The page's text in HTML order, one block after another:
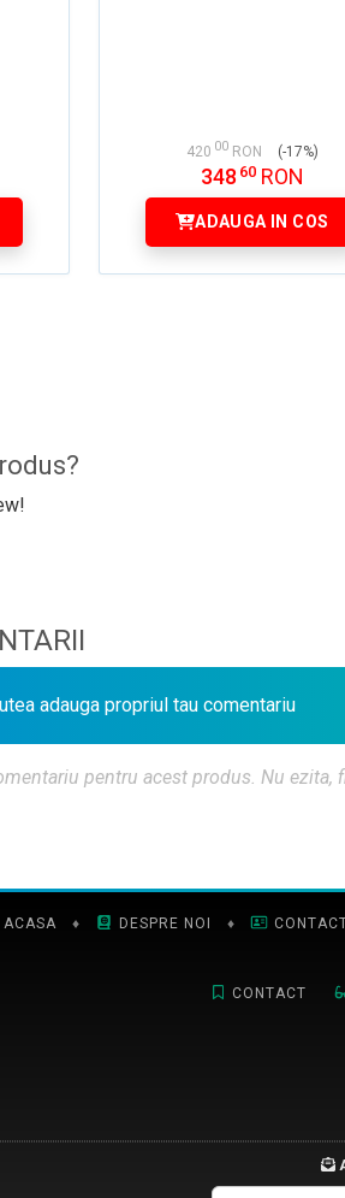
420 00 RON (-17%)
348 60 RON
ADAUGA IN COS
adauga propriul tau comentariu
pentru acest produs. Nu ezita,
ACASA ♦ DESPRE NOI ♦
CONTACT